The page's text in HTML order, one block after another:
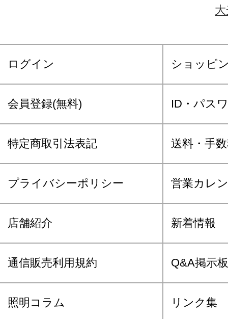
ログイン ショッピ
会員登録(無料) ID・パス
特定商取引法表記 送料・手
プライバシーポリシー 営業カレ
店舗紹介 新着情報
通信販売利用規約 Q&A掲示板
照明コラム リンク集